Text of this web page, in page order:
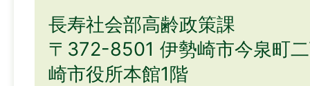
長寿社会部高齢政策課
〒372-8501 伊勢崎市今泉町
崎市役所本館1階